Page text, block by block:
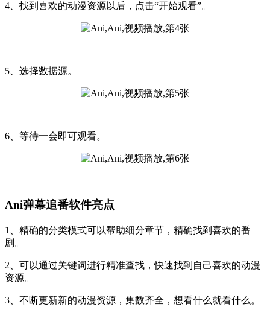
4、找到喜欢的动漫资源以后，点击“开始观看”。
5、选择数据源。
6、等待一会即可观看。
Ani弹幕追番软件亮点
1、精确的分类模式可以帮助细分章节，精确找到喜欢的番
剧。
2、可以通过关键词进行精准查找，快速找到自己喜欢的动漫
资源。
3、不断更新新的动漫资源，集数齐全，想看什么就看什么。